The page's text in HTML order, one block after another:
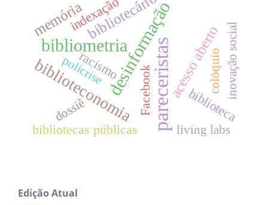
pareceristas
desinformação
bibliometria
biblioteconomia acesso aberto
bibliotecário
memória
bibliotecas públicas
Facebook
racismo
biblioteca
indexação
dossiê
policrise colóquio
living labs
inovação social
Edição Atual